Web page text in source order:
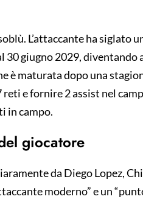
L’attaccante ha siglato
30 giugno 2029,
è maturata dopo una
e fornire 2 assist nel
in campo.
giocatore
da Diego Lopez,
moderno” e un